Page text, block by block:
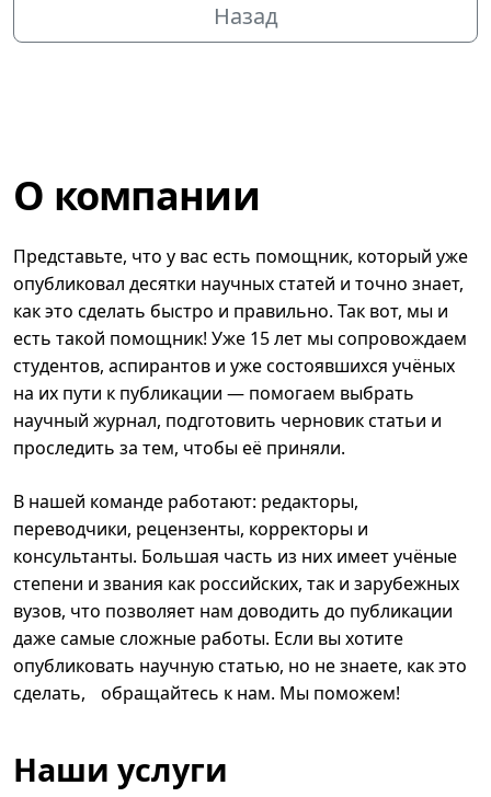
Назад
О компании
Представьте, что у вас есть помощник, который уже
опубликовал десятки научных статей и точно знает,
как это сделать быстро и правильно. Так вот, мы и
есть такой помощник! Уже 15 лет мы сопровождаем
студентов, аспирантов и уже состоявшихся учёных
на их пути к публикации — помогаем выбрать
научный журнал, подготовить черновик статьи и
проследить за тем, чтобы её приняли.
В нашей команде работают: редакторы,
переводчики, рецензенты, корректоры и
консультанты. Большая часть из них имеет учёные
степени и звания как российских, так и зарубежных
вузов, что позволяет нам доводить до публикации
даже самые сложные работы. Если вы хотите
опубликовать научную статью, но не знаете, как это
сделать, обращайтесь к нам. Мы поможем!
Наши услуги